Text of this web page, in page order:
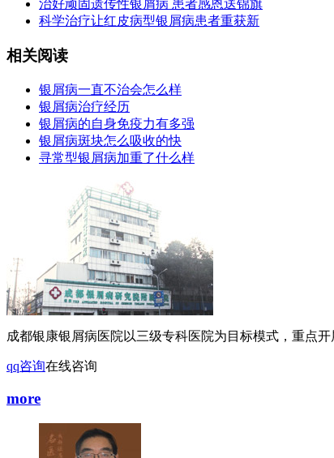
治好顽固遗传性银屑病 患者感恩送锦旗
科学治疗让红皮病型银屑病患者重获新
相关阅读
银屑病一直不治会怎么样
银屑病治疗经历
银屑病的自身免疫力有多强
银屑病斑块怎么吸收的快
寻常型银屑病加重了什么样
成都银康银屑病医院以三级专科医院为目标模式，重点
qq咨询在线咨询
more